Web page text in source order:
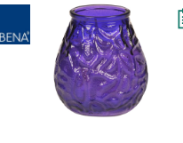
Läs mer